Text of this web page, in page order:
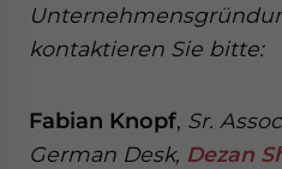
kontaktieren Sie bitte:
Fabian Knopf, Sr.
German Desk, Dezan